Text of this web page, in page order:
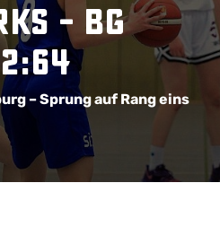
– BG
– Sprung auf Rang eins